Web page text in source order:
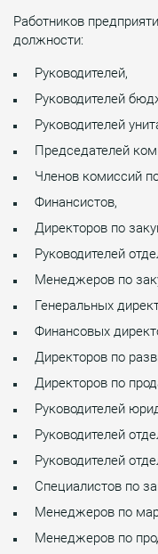
Работников
должности:
Руководителей,
Руководителей
Руководителей
Председателей
Членов комиссий
Финансистов,
Директоров по
Руководителей
Менеджеров по
Генеральных
Финансовых
Директоров по
Директоров по
Руководителей
Руководителей
Руководителей
Специалистов по
Менеджеров по
Менеджеров по